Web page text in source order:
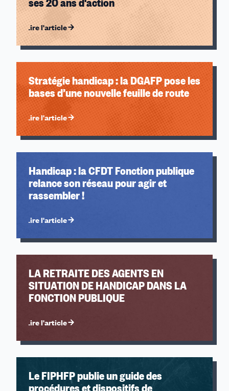
Lire l'article
Stratégie handicap : la DGAFP pose les
bases d’une nouvelle feuille de route
Lire l'article
Handicap : la CFDT Fonction publique
relance son réseau pour agir et
rassembler !
Lire l'article
LA RETRAITE DES AGENTS EN
SITUATION DE HANDICAP DANS LA
FONCTION PUBLIQUE
Lire l'article
Le FIPHFP publie un guide des
procédures et dispositifs de